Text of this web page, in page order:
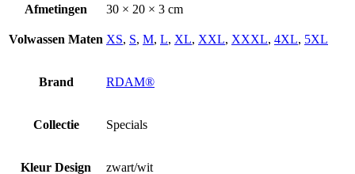
Afmetingen
30 × 20 × 3 cm
Volwassen Maten XS, S, M, L, XL, XXL, XXXL, 4XL, 5XL
Brand RDAM®
Collectie Specials
Kleur Design zwart/wit